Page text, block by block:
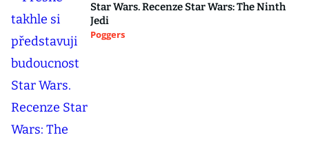
Star Wars. Recenze Star Wars: The Ninth
Jedi
Poggers